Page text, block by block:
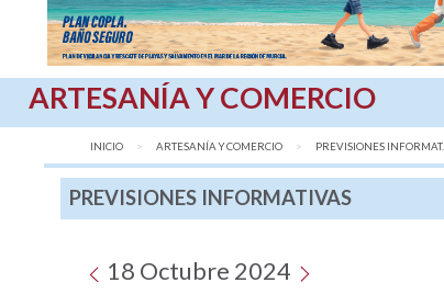
ARTESANÍA Y COMERCIO
INICIO ARTESANÍA Y COMERCIO AQUÍ:
PREVISIONES INFORMAT...
PREVISIONES INFORMATIVAS
18 Octubre 2024